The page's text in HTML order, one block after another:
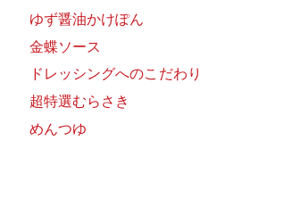
ゆず醤油かけぽん
金蝶ソース
ドレッシングへのこだわり
超特選むらさき
めんつゆ